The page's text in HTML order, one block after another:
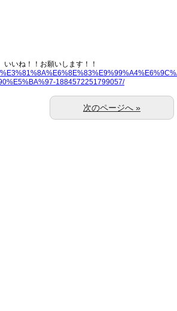
いね！！お願いします！！
1884572251799057/
次のページへ »